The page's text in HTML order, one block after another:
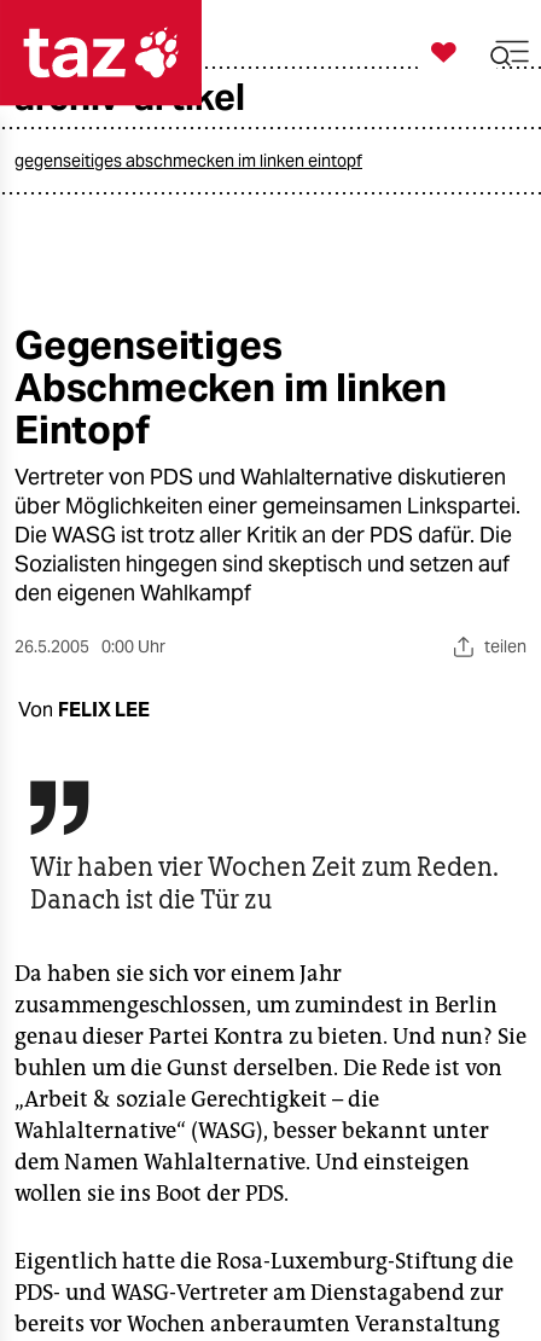
taz zahl ich
öko
gesellschaft
kultur
sport
berlin
nord
wahrheit
verlag
veranstaltungen
fragen & hilfe
genossenschaft
epaper login

taz zahl ich
archiv-artikel
gegenseitiges abschmecken im linken eintopf
Gegenseitiges
Abschmecken im linken
Eintopf
Vertreter von PDS und Wahlalternative diskutieren
über Möglichkeiten einer gemeinsamen Linkspartei.
Die WASG ist trotz aller Kritik an der PDS dafür. Die
Sozialisten hingegen sind skeptisch und setzen auf
den eigenen Wahlkampf
26.5.2005 0:00 Uhr teilen
Von FELIX LEE

Wir haben vier Wochen Zeit zum Reden.
Danach ist die Tür zu
Da haben sie sich vor einem Jahr
zusammengeschlossen, um zumindest in Berlin
genau dieser Partei Kontra zu bieten. Und nun? Sie
buhlen um die Gunst derselben. Die Rede ist von
„Arbeit & soziale Gerechtigkeit – die
Wahlalternative“ (WASG), besser bekannt unter
dem Namen Wahlalternative. Und einsteigen
wollen sie ins Boot der PDS.
Eigentlich hatte die Rosa-Luxemburg-Stiftung die
PDS- und WASG-Vertreter am Dienstagabend zur
bereits vor Wochen anberaumten Veranstaltung